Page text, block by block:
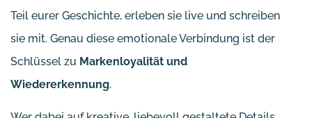
Teil eurer Geschichte, erleben sie live und schreiben
sie mit. Genau diese emotionale Verbindung ist der
Schlüssel zu Markenloyalität und
Wiedererkennung.